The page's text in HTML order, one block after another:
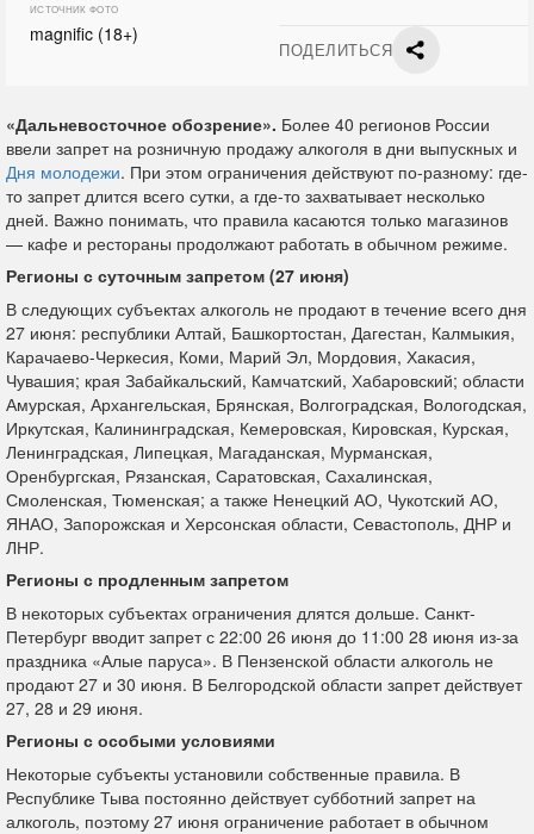
ИСТОЧНИК ФОТО
magnific (18+)
ПОДЕЛИТЬСЯ
«Дальневосточное обозрение». Более 40 регионов России
ввели запрет на розничную продажу алкоголя в дни выпускных и
Дня молодежи. При этом ограничения действуют по-разному: где-
то запрет длится всего сутки, а где-то захватывает несколько
дней. Важно понимать, что правила касаются только магазинов
— кафе и рестораны продолжают работать в обычном режиме.
Регионы с суточным запретом (27 июня)
В следующих субъектах алкоголь не продают в течение всего дня
27 июня: республики Алтай, Башкортостан, Дагестан, Калмыкия,
Карачаево-Черкесия, Коми, Марий Эл, Мордовия, Хакасия,
Чувашия; края Забайкальский, Камчатский, Хабаровский; области
Амурская, Архангельская, Брянская, Волгоградская, Вологодская,
Иркутская, Калининградская, Кемеровская, Кировская, Курская,
Ленинградская, Липецкая, Магаданская, Мурманская,
Оренбургская, Рязанская, Саратовская, Сахалинская,
Смоленская, Тюменская; а также Ненецкий АО, Чукотский АО,
ЯНАО, Запорожская и Херсонская области, Севастополь, ДНР и
ЛНР.
Регионы с продленным запретом
В некоторых субъектах ограничения длятся дольше. Санкт-
Петербург вводит запрет с 22:00 26 июня до 11:00 28 июня из-за
праздника «Алые паруса». В Пензенской области алкоголь не
продают 27 и 30 июня. В Белгородской области запрет действует
27, 28 и 29 июня.
Регионы с особыми условиями
Некоторые субъекты установили собственные правила. В
Республике Тыва постоянно действует субботний запрет на
алкоголь, поэтому 27 июня ограничение работает в обычном